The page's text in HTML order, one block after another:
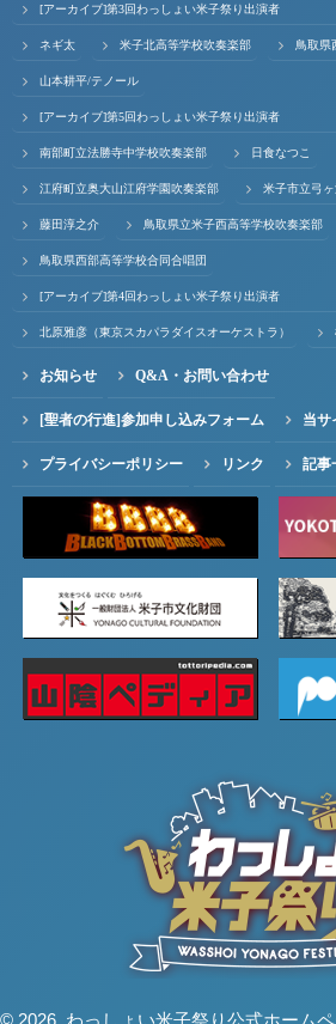
[アーカイブ]第3回わっしょい米子祭り出演者
ネギ太 米子北高等学校吹奏楽部 鳥取県
山本耕平/テノール
[アーカイブ]第5回わっしょい米子祭り出演者
南部町立法勝寺中学校吹奏楽部 日食なつこ
江府町立奥大山江府学園吹奏楽部 米子市立弓
藤田淳之介 鳥取県立米子西高等学校吹奏楽部
鳥取県西部高等学校合同合唱団
[アーカイブ]第4回わっしょい米子祭り出演者
北原雅彦（東京スカパラダイスオーケストラ）
お知らせ Q&A・お問い合わせ
[聖者の行進]参加申し込みフォーム 当サ
プライバシーポリシー リンク 記事